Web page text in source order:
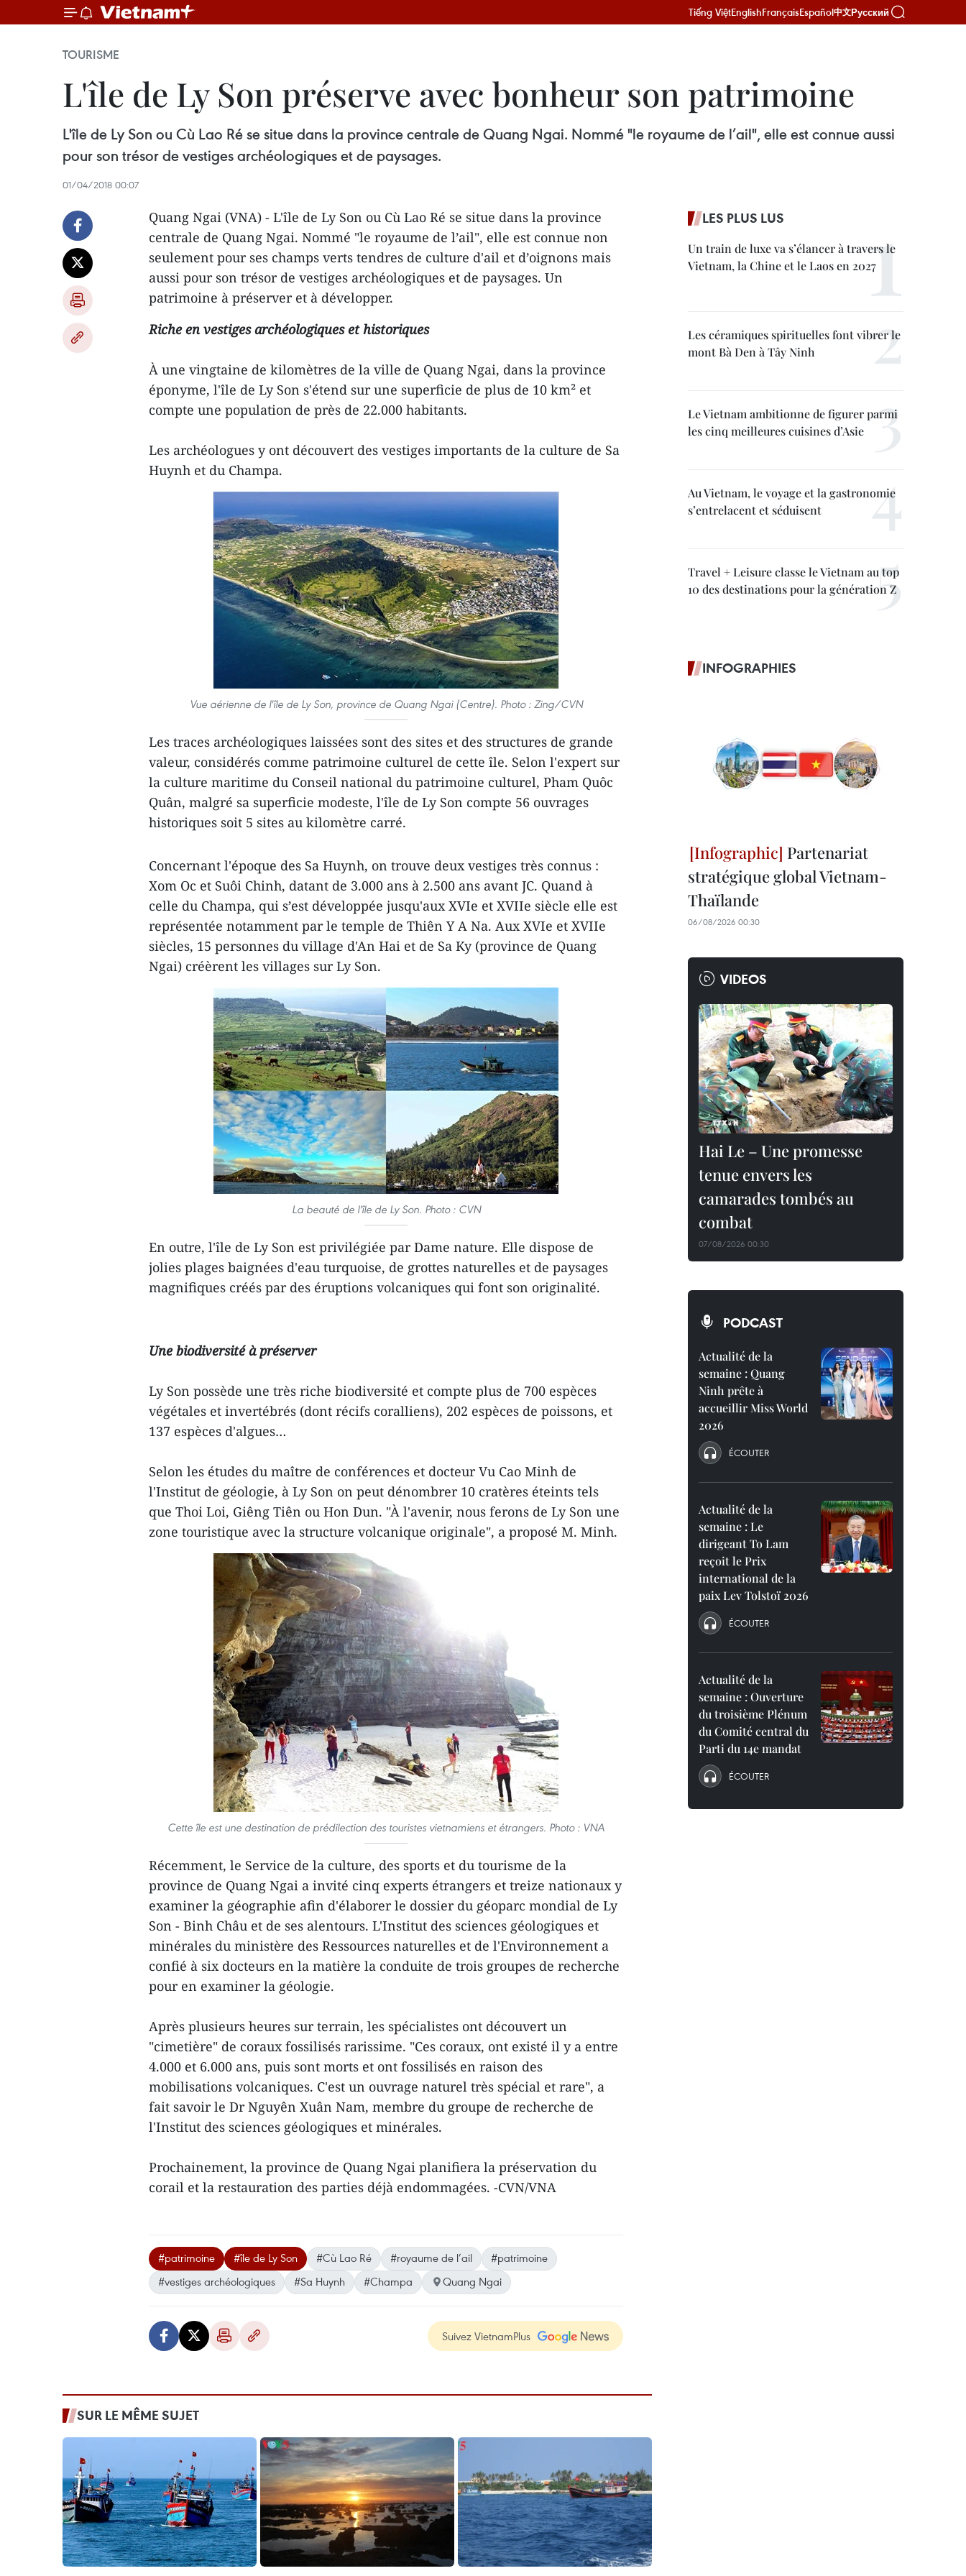
Tiếng ViệtEnglishFrançaisEspañol中文Русский
TOURISME
L'île de Ly Son préserve avec bonheur son patrimoine
L'île de Ly Son ou Cù Lao Ré se situe dans la province centrale de Quang Ngai. Nommé "le royaume de l’ail", elle est connue aussi
pour son trésor de vestiges archéologiques et de paysages.
01/04/2018 00:07
Quang Ngai (VNA) - L'île de Ly Son ou Cù Lao Ré se situe dans la province
centrale de Quang Ngai. Nommé "le royaume de l’ail", elle est connue non
seulement pour ses champs verts tendres de culture d'ail et d’oignons mais
aussi pour son trésor de vestiges archéologiques et de paysages. Un
patrimoine à préserver et à développer.
Riche en vestiges archéologiques et historiques
À une vingtaine de kilomètres de la ville de Quang Ngai, dans la province
éponyme, l'île de Ly Son s'étend sur une superficie de plus de 10 km² et
compte une population de près de 22.000 habitants.
Les archéologues y ont découvert des vestiges importants de la culture de Sa
Huynh et du Champa.
Vue aérienne de l'île de Ly Son, province de Quang Ngai (Centre). Photo : Zing/CVN
Les traces archéologiques laissées sont des sites et des structures de grande
valeur, considérés comme patrimoine culturel de cette île. Selon l'expert sur
la culture maritime du Conseil national du patrimoine culturel, Pham Quôc
Quân, malgré sa superficie modeste, l'île de Ly Son compte 56 ouvrages
historiques soit 5 sites au kilomètre carré.
Concernant l'époque des Sa Huynh, on trouve deux vestiges très connus :
Xom Oc et Suôi Chinh, datant de 3.000 ans à 2.500 ans avant JC. Quand à
celle du Champa, qui s’est développée jusqu'aux XVIe et XVIIe siècle elle est
représentée notamment par le temple de Thiên Y A Na. Aux XVIe et XVIIe
siècles, 15 personnes du village d'An Hai et de Sa Ky (province de Quang
Ngai) créèrent les villages sur Ly Son.
La beauté de l'île de Ly Son. Photo : CVN
En outre, l'île de Ly Son est privilégiée par Dame nature. Elle dispose de
jolies plages baignées d'eau turquoise, de grottes naturelles et de paysages
magnifiques créés par des éruptions volcaniques qui font son originalité.
Une biodiversité à préserver
Ly Son possède une très riche biodiversité et compte plus de 700 espèces
végétales et invertébrés (dont récifs coralliens), 202 espèces de poissons, et
137 espèces d'algues…
Selon les études du maître de conférences et docteur Vu Cao Minh de
l'Institut de géologie, à Ly Son on peut dénombrer 10 cratères éteints tels
que Thoi Loi, Giêng Tiên ou Hon Dun. "À l'avenir, nous ferons de Ly Son une
zone touristique avec la structure volcanique originale", a proposé M. Minh.
Cette île est une destination de prédilection des touristes vietnamiens et étrangers. Photo : VNA
Récemment, le Service de la culture, des sports et du tourisme de la
province de Quang Ngai a invité cinq experts étrangers et treize nationaux y
examiner la géographie afin d'élaborer le dossier du géoparc mondial de Ly
Son - Binh Châu et de ses alentours. L'Institut des sciences géologiques et
minérales du ministère des Ressources naturelles et de l'Environnement a
confié à six docteurs en la matière la conduite de trois groupes de recherche
pour en examiner la géologie.
Après plusieurs heures sur terrain, les spécialistes ont découvert un
"cimetière" de coraux fossilisés rarissime. "Ces coraux, ont existé il y a entre
4.000 et 6.000 ans, puis sont morts et ont fossilisés en raison des
mobilisations volcaniques. C'est un ouvrage naturel très spécial et rare", a
fait savoir le Dr Nguyên Xuân Nam, membre du groupe de recherche de
l'Institut des sciences géologiques et minérales.
Prochainement, la province de Quang Ngai planifiera la préservation du
corail et la restauration des parties déjà endommagées. -CVN/VNA
#patrimoine #île de Ly Son #Cù Lao Ré #royaume de l’ail
#patrimoine
#vestiges archéologiques
#Sa Huynh #Champa Quang Ngai
Suivez VietnamPlus
SUR LE MÊME SUJET
LES PLUS LUS
Un train de luxe va s’élancer à travers le
Vietnam, la Chine et le Laos en 2027
Les céramiques spirituelles font vibrer le
mont Bà Den à Tây Ninh
Le Vietnam ambitionne de figurer parmi
les cinq meilleures cuisines d’Asie
Au Vietnam, le voyage et la gastronomie
s’entrelacent et séduisent
Travel + Leisure classe le Vietnam au top
10 des destinations pour la génération Z
INFOGRAPHIES
Partenariat
stratégique global Vietnam-
Thaïlande
06/08/2026 00:30
VIDEOS
Hai Le – Une promesse
tenue envers les
camarades tombés au
combat
07/08/2026 00:30
PODCAST
Actualité de la
semaine : Quang
Ninh prête à
accueillir Miss World
2026
ÉCOUTER
Actualité de la
semaine : Le
dirigeant To Lam
reçoit le Prix
international de la
paix Lev Tolstoï 2026
ÉCOUTER
Actualité de la
semaine : Ouverture
du troisième Plénum
du Comité central du
Parti du 14e mandat
ÉCOUTER